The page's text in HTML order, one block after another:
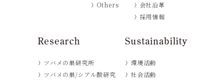
Others
会社沿革
採用情報
Research
ツバメの巣研究所
ツバメの巣/シアル酸研究
Sustainability
環境活動
社会活動